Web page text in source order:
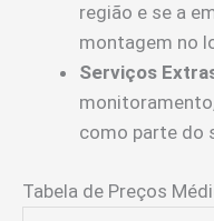
região e se a
montagem no
Serviços
como parte do
Tabela de Preços